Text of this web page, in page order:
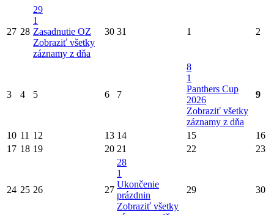
27 28
29
1
Zasadnutie OZ
Zobraziť všetky
záznamy z dňa
30 31 1 2
3 4 5 6 7
8
1
Panthers Cup
2026
Zobraziť všetky
záznamy z dňa
9
10 11 12 13 14 15
16
17 18 19 20 21 22 23
24 25 26 27
28
1
Ukončenie
prázdnin
Zobraziť všetky
29 30